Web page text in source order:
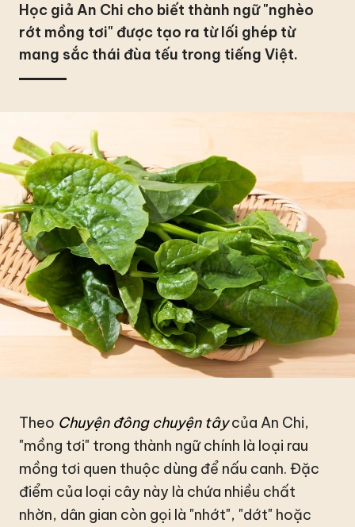
Học giả An Chi cho biết thành ngữ "nghèo
rớt mồng tơi" được tạo ra từ lối ghép từ
mang sắc thái đùa tếu trong tiếng Việt.
Theo Chuyện đông chuyện tâycủa An Chi,
"mồng tơi" trong thành ngữ chính là loại rau
mồng tơi quen thuộc dùng để nấu canh. Đặc
điểm của loại cây này là chứa nhiều chất
nhờn, dân gian còn gọi là "nhớt", "dớt" hoặc